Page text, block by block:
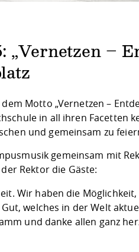
„Vernetzen –
Motto „Vernetzen –
in all ihren Facetten
und gemeinsam zu
gemeinsam mit
Rektor die Gäste:
Wir haben die
welches in der Welt
und danke allen ganz